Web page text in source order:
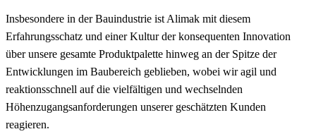
Insbesondere in der Bauindustrie ist Alimak mit diesem
Erfahrungsschatz und einer Kultur der konsequenten Innovation
über unsere gesamte Produktpalette hinweg an der Spitze der
Entwicklungen im Baubereich geblieben, wobei wir agil und
reaktionsschnell auf die vielfältigen und wechselnden
Höhenzugangsanforderungen unserer geschätzten Kunden
reagieren.